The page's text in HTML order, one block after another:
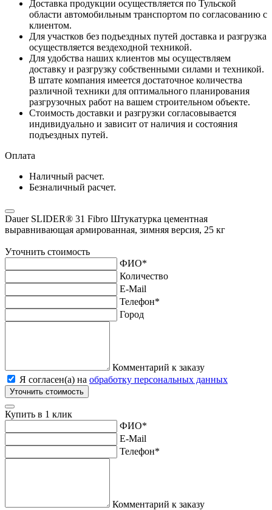
Доставка продукции осуществляется по Тульской
области автомобильным транспортом по согласованию с
клиентом.
Для участков без подъездных путей доставка и разгрузка
осуществляется вездеходной техникой.
Для удобства наших клиентов мы осуществляем
доставку и разгрузку собственными силами и техникой.
В штате компания имеется достаточное количества
различной техники для оптимального планирования
разгрузочных работ на вашем строительном объекте.
Стоимость доставки и разгрузки согласовывается
индивидуально и зависит от наличия и состояния
подъездных путей.
Оплата
Наличный расчет.
Безналичный расчет.
Dauer SLIDER® 31 Fibro Штукатурка цементная
выравнивающая армированная, зимняя версия, 25 кг
Уточнить стоимость
ФИО*
Количество
E-Mail
Телефон*
Город
Комментарий к заказу
Я согласен(а) на обработку персональных данных
Уточнить стоимость
Купить в 1 клик
ФИО*
E-Mail
Телефон*
Комментарий к заказу